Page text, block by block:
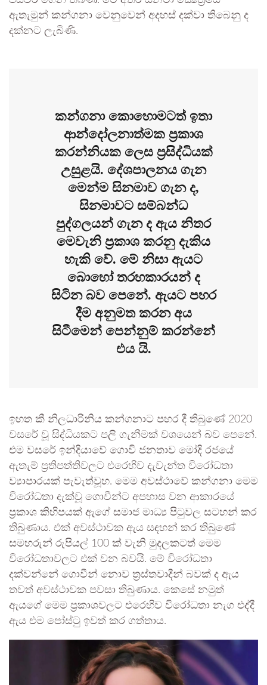
ඇතැමුන් කන්ගනා වෙනුවෙන් අදහස් දක්වා තිබෙනු ද
දක්නට ලැබිණි.
කන්ගනා කොහොමටත් ඉතා
ආන්දෝලනාත්මක ප්‍රකාශ
කරන්නියක ලෙස ප්‍රසිද්ධියක්
උසුළයි. දේශපාලනය ගැන
මෙන්ම සිනමාව ගැන ද,
සිනමාවට සම්බන්ධ
පුද්ගලයන් ගැන ද ඇය නිතර
මෙවැනි ප්‍රකාශ කරනු දැකිය
හැකි වේ. මේ නිසා ඇයට
බොහෝ තරහකාරයන් ද
සිටින බව පෙනේ. ඇයට පහර
දීම අනුමත කරන අය
සිටීමෙන් පෙන්නුම් කරන්නේ
එය යි.
ඉහත කී නිලධාරිනිය කන්ගනාට පහර දී තිබුණේ 2020
වසරේ වූ සිද්ධියකට පලි ගැනීමක් වශයෙන් බව පෙනේ.
එම වසරේ ඉන්දියාවේ ගොවි ජනතාව මෝදි රජයේ
ඇතැම් ප්‍රතිපත්තිවලට එරෙහිව දැවැන්ත විරෝධතා
ව්‍යාපාරයක් පැවැත්වූහ. මෙම අවස්ථාවේ කන්ගනා මෙම
විරෝධතා දැක්වූ ගොවීන්ට අපහාස වන ආකාරයේ
ප්‍රකාශ කිහිපයක් ඇගේ සමාජ මාධ්‍ය පිටුවල සටහන් කර
තිබුණාය. එක් අවස්ථාවක ඇය සඳහන් කර තිබුණේ
සමහරුන් රුපියල් 100 ක් වැනි මුදලකටත් මෙම
විරෝධතාවලට එක් වන බවයි. මේ විරෝධතා
දක්වන්නේ ගොවීන් නොව ත්‍රස්තවාදීන් බවක් ද ඇය
තවත් අවස්ථාවක පවසා තිබුණාය. කෙසේ නමුත්
ඇයගේ මෙම ප්‍රකාශවලට එරෙහිව විරෝධතා නැග එද්දී
ඇය එම පෝස්ටු ඉවත් කර ගත්තාය.